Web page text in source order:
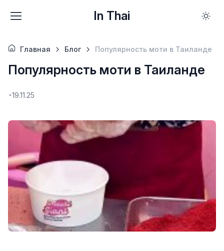
In Thai
Главная Блог Популярность моти в Таиланде
Популярность моти в Таиланде
19.11.25